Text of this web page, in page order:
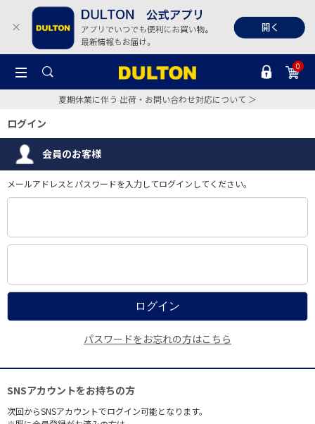
0
夏期休業に伴う 出荷・お問い合わせ対応について ＞
ログイン
会員のお客様
メールアドレスとパスワードを入力してログインしてください。
パスワードをお忘れの方はこちら
SNSアカウントをお持ちの方
次回からSNSアカウントでログイン可能となります。